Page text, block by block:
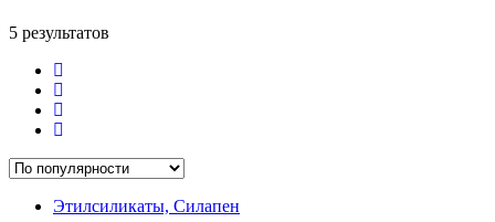
5 результатов
Этилсиликаты, Силапен